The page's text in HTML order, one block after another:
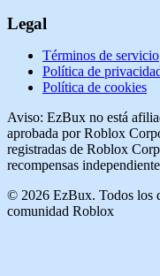
Legal
Términos de servicio
Política de
Política de cookies
Aviso: EzBux no está
aprobada por Roblox
registradas de Roblox
recompensas
© 2026 EzBux. Todos los
comunidad Roblox